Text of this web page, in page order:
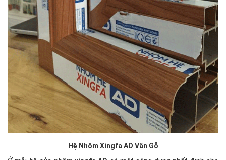
Hệ Nhôm Xingfa AD Vân Gỗ